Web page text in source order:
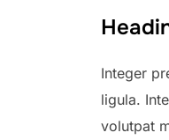
Integer
ligula.
volutpat